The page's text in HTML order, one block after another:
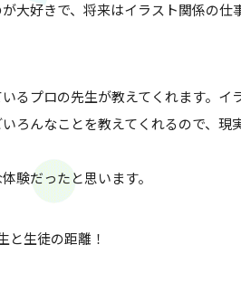
大好きで、将来はイラスト関係の仕
るプロの先生が教えてくれます。イ
ろんなことを教えてくれるので、現
験だったと思います。
と生徒の距離！